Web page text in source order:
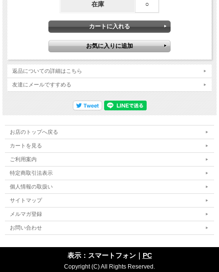
在庫 ○
返品についての詳細はこちら
友達にメールですすめる
お店のトップへ戻る
カートを見る
ご利用案内
特定商取引法表示
個人情報の取扱い
サイトマップ
メルマガ登録
お問い合わせ
表示：スマートフォン｜ PC
Copyright (C) All Rights Reserved.